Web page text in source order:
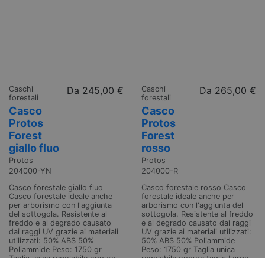
Caschi
forestali
Casco
Protos
Forest
giallo fluo
Protos
204000-YN
Da 245,00 €
Casco forestale giallo fluo
Casco forestale ideale anche
per arborismo con l'aggiunta
del sottogola. Resistente al
freddo e al degrado causato
dai raggi UV grazie ai materiali
utilizzati: 50% ABS 50%
Poliammide Peso: 1750 gr
Caschi
forestali
Casco
Protos
Forest
rosso
Protos
204000-R
Da 265,00 €
Casco forestale rosso Casco
forestale ideale anche per
arborismo con l'aggiunta del
sottogola. Resistente al freddo
e al degrado causato dai raggi
UV grazie ai materiali utilizzati:
50% ABS 50% Poliammide
Peso: 1750 gr Taglia unica